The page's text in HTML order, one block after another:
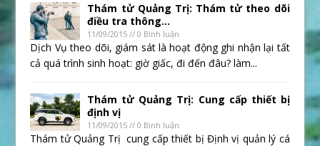
Thám tử Quảng Trị: Thám tử theo dõi
điều tra thông...
11/09/2015 // 0 Bình luận
Dịch Vụ theo dõi, giám sát là hoạt động ghi nhận lại tất
cả quá trình sinh hoạt: giờ giấc, đi đến đâu? làm...
Thám tử Quảng Trị: Cung cấp thiết bị
định vị
11/09/2015 // 0 Bình luận
Thám tử Quảng Trị cung cấp thiết bị Định vị quản lý cá